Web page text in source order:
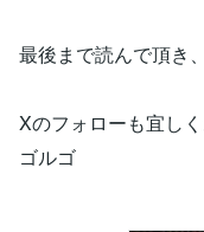
最後まで読んで頂き
Xのフォローも宜しく
ゴルゴ